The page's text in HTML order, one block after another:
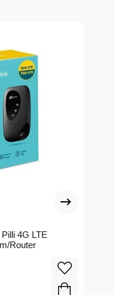
4G LTE
Router